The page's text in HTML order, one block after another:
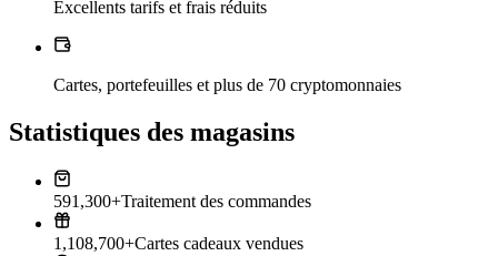
Excellents tarifs et frais réduits
Cartes, portefeuilles et plus de 70 cryptomonnaies
Statistiques des magasins
591,300+Traitement des commandes
1,108,700+Cartes cadeaux vendues